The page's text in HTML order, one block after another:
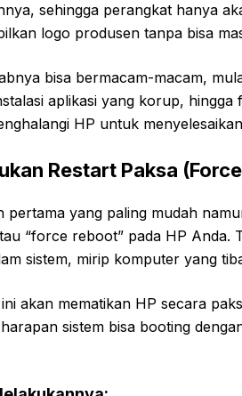
sehingga perangkat hanya
logo produsen tanpa bisa
bisa bermacam-macam,
aplikasi yang korup,
HP untuk
Restart Paksa
pertama yang paling mudah
“force reboot” pada HP Anda.
sistem, mirip komputer yang
akan mematikan HP secara
sistem bisa booting